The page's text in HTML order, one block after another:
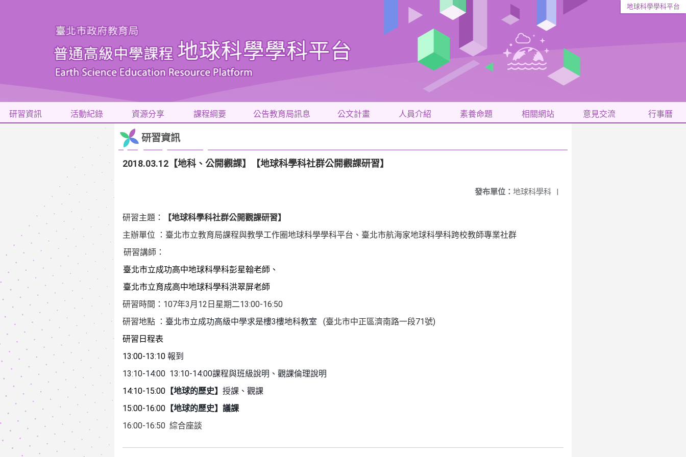
地球科學學科平台
研習資訊 活動紀錄 資源分享 課程綱要 公告教育局訊息 公文計畫 人員介紹 素養命題 相關網站 意見交流 行事曆
研習資訊
2018.03.12【地科、公開觀課】【地球科學科社群公開觀課研習】
發布單位： 地球科學科 |
研習主題： 【地球科學科社群公開觀課研習】
主辦單位
：臺北市立教育局課程與教學工作圈地球科學學科平台、臺北市航海家地球科學科跨校教師專業社群
研習講師：
臺北市立成功高中地球科學科彭星翰老師、
臺北市立育成高中地球科學科洪翠屏老師
研習時間： 107年3 月 12 日星期二13:00-16:50
研習地點 ： 臺北市立成功高級中學求是樓3樓地科教室 (臺北市中正區濟南路一段71號)
研習日程表
13:00-13:10 報到
13:10-14:00 13:10-14:00課程與班級說明、觀課倫理說明
14:10-15:00 【地球的歷史】 授課、觀課
15:00-16:00 【地球的歷史】議課
16:00-16:50 綜合座談